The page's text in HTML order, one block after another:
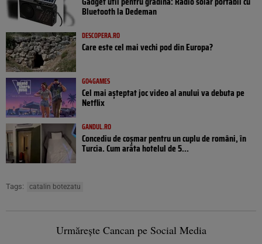
Bluetooth la Dedeman
DESCOPERA.RO
Care este cel mai vechi pod din Europa?
GO4GAMES
Cel mai așteptat joc video al anului va debuta pe
Netflix
GANDUL.RO
Concediu de coșmar pentru un cuplu de români, în
Turcia. Cum arăta hotelul de 5...
Tags: catalin botezatu
Urmărește Cancan pe Social Media